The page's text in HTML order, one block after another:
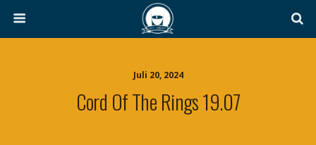
Juli 20, 2024
Cord Of The Rings 19.07